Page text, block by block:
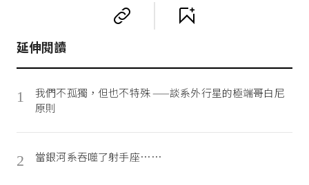
延伸閱讀
1
我們不孤獨，但也不特殊 ——談系外行星的極端哥白尼
原則
2 當銀河系吞噬了射手座……